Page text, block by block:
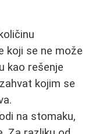
koji se ne može
kao rešenje
kojim se
na stomaku,